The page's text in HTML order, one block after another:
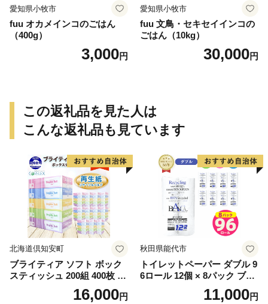
愛知県小牧市
fuu オカメインコのごはん
（400g）
3,000円
愛知県小牧市
fuu 文鳥・セキセイインコの
ごはん（10kg）
30,000円
この返礼品を見た人は
こんな返礼品も見ています
北海道倶知安町
ブライティア ソフト ボック
スティッシュ 200組 400枚 60
箱 日本製 まとめ買い ティッ
シュ リサイクル 長持 防災 常
16,000円
秋田県能代市
トイレットペーパー ダブル 9
6ロール 12個 × 8パック ブラ
ンカ 再生紙 100％ 芯あり 日
用品 消耗品 無香料 生活用品
11,000円